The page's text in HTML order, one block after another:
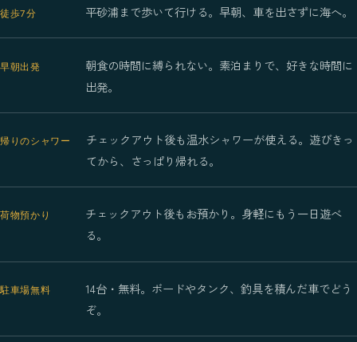
徒歩7分 平砂浦まで歩いて行ける。早朝、車を出さずに海へ。
早朝出発
朝食の時間に縛られない。素泊まりで、好きな時間に
出発。
帰りのシャワー
チェックアウト後も温水シャワーが使える。遊びきっ
てから、さっぱり帰れる。
荷物預かり
チェックアウト後もお預かり。身軽にもう一日遊べ
る。
駐車場無料
14台・無料。ボードやタンク、釣具を積んだ車でどう
ぞ。